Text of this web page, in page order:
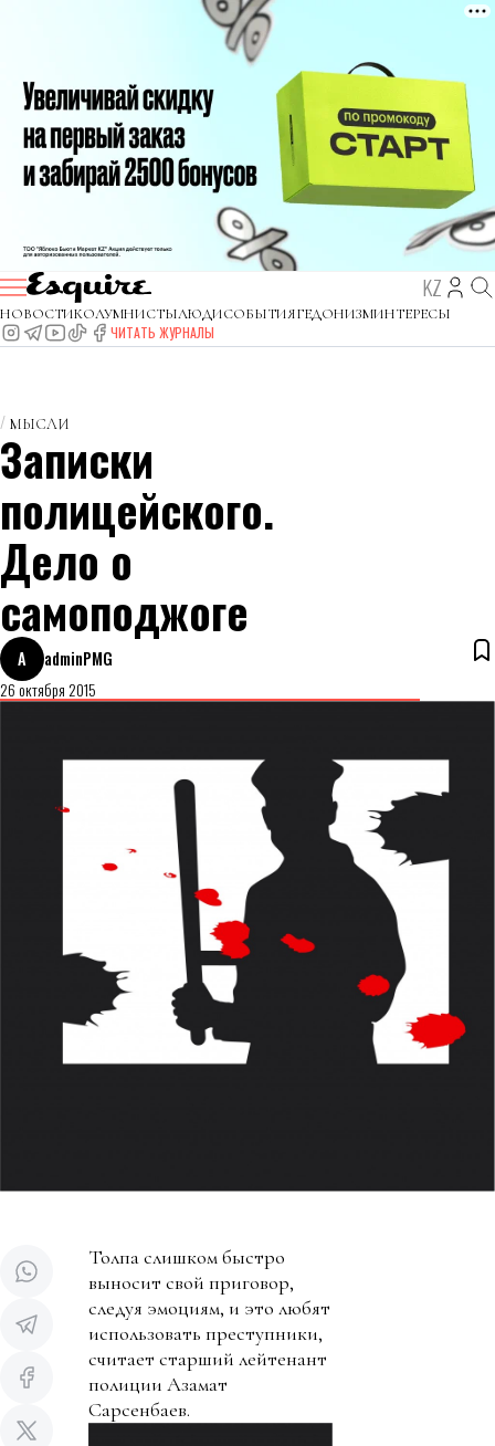
KZ
НОВОСТИКОЛУМНИСТЫЛЮДИСОБЫТИЯГЕДОНИЗМИНТЕРЕСЫ
ЧИТАТЬ ЖУРНАЛЫ
МЫСЛИ
Записки
полицейского.
Дело о
самоподжоге
A
adminPMG
26 октября 2015
Толпа слишком быстро
выносит свой приговор,
следуя эмоциям, и это любят
использовать преступники,
считает старший лейтенант
полиции Азамат
Сарсенбаев.